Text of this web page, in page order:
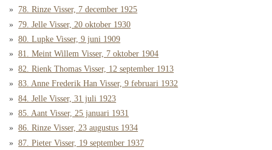
78. Rinze Visser, 7 december 1925
79. Jelle Visser, 20 oktober 1930
80. Lupke Visser, 9 juni 1909
81. Meint Willem Visser, 7 oktober 1904
82. Rienk Thomas Visser, 12 september 1913
83. Anne Frederik Han Visser, 9 februari 1932
84. Jelle Visser, 31 juli 1923
85. Aant Visser, 25 januari 1931
86. Rinze Visser, 23 augustus 1934
87. Pieter Visser, 19 september 1937